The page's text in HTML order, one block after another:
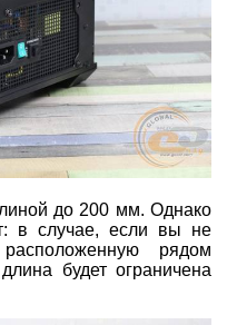
до 200 мм. Однако
в случае, если вы не
рядом
будет ограничена